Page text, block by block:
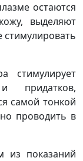
остаются
выделяют
стимулирует
придатков,
самой тонкой
проводить в
из показаний